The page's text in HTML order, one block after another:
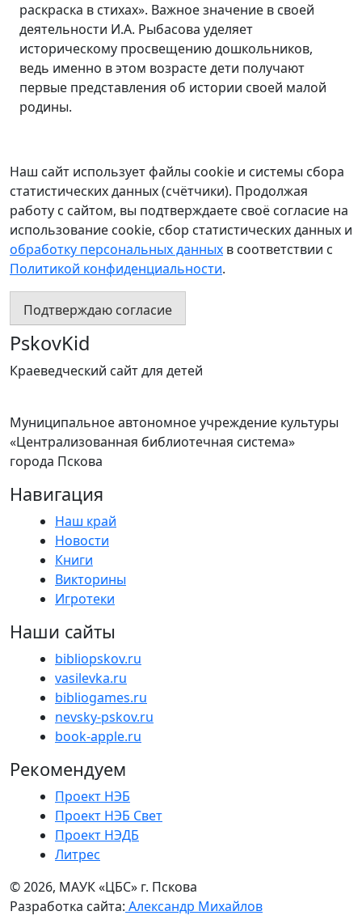
раскраска в стихах». Важное значение в своей
деятельности И.А. Рыбасова уделяет
историческому просвещению дошкольников,
ведь именно в этом возрасте дети получают
первые представления об истории своей малой
родины.
Наш сайт использует файлы cookie и системы сбора
статистических данных (счётчики). Продолжая
работу с сайтом, вы подтверждаете своё согласие на
использование cookie, сбор статистических данных и
обработку персональных данных в соответствии с
Политикой конфиденциальности.
Подтверждаю согласие
PskovKid
Краеведческий сайт для детей
Муниципальное автономное учреждение культуры
«Централизованная библиотечная система»
города Пскова
Навигация
Наш край
Новости
Книги
Викторины
Игротеки
Наши сайты
bibliopskov.ru
vasilevka.ru
bibliogames.ru
nevsky-pskov.ru
book-apple.ru
Рекомендуем
Проект НЭБ
Проект НЭБ Свет
Проект НЭДБ
Литрес
© 2026, МАУК «ЦБС» г. Пскова
Разработка сайта: Александр Михайлов